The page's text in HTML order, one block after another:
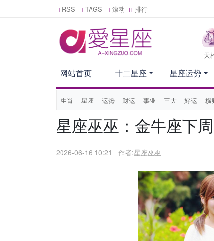
RSS TAGS 滚动 排行
天
网站首页
生肖 星座 运势 财运 事业 三大 好运 横
十二星座 星座运势
星座巫巫：金牛座下
2026-06-16 10:21 作者:星座巫巫